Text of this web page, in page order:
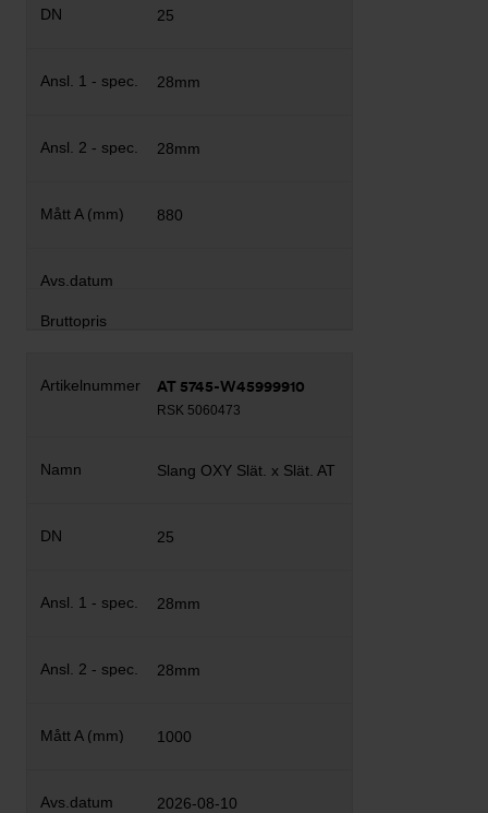
25
28mm
28mm
880
AT 5745-W45999910
RSK 5060473
Slang OXY Slät. x Slät. AT
25
28mm
28mm
1000
2026-08-10